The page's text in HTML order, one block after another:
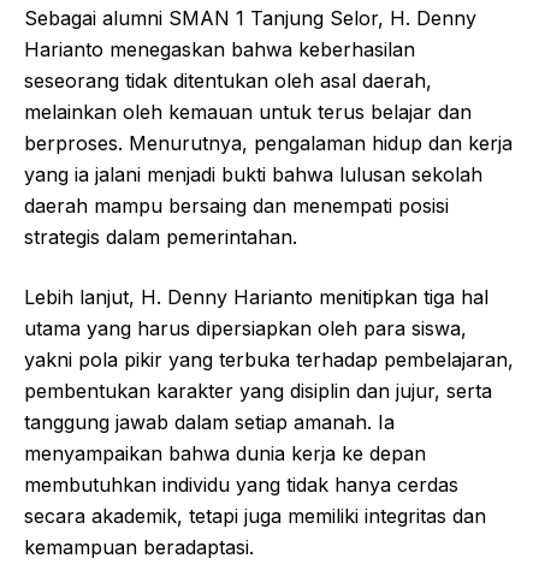
Sebagai alumni SMAN 1 Tanjung Selor, H. Denny
Harianto menegaskan bahwa keberhasilan
seseorang tidak ditentukan oleh asal daerah,
melainkan oleh kemauan untuk terus belajar dan
berproses. Menurutnya, pengalaman hidup dan kerja
yang ia jalani menjadi bukti bahwa lulusan sekolah
daerah mampu bersaing dan menempati posisi
strategis dalam pemerintahan.
Lebih lanjut, H. Denny Harianto menitipkan tiga hal
utama yang harus dipersiapkan oleh para siswa,
yakni pola pikir yang terbuka terhadap pembelajaran,
pembentukan karakter yang disiplin dan jujur, serta
tanggung jawab dalam setiap amanah. Ia
menyampaikan bahwa dunia kerja ke depan
membutuhkan individu yang tidak hanya cerdas
secara akademik, tetapi juga memiliki integritas dan
kemampuan beradaptasi.